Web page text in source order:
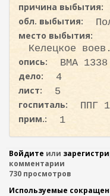
причина выбытия:
обл. выбытия:
место выбытия:
Келецкое
опись:
ВМА 1338
дело:
4
лист:
5
госпиталь:
ППГ
прим.:
1
Войдите или
комментарии
730 просмотров
Используемые